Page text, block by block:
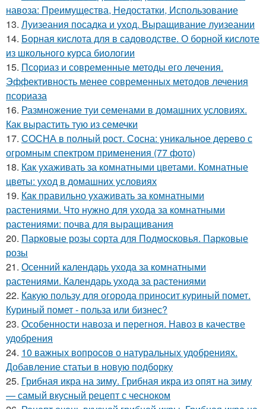
навоза: Преимущества, Недостатки, Использование
13. Луизеания посадка и уход. Выращивание луизеании
14. Борная кислота для в садоводстве. О борной кислоте
из школьного курса биологии
15. Псориаз и современные методы его лечения.
Эффективность менее современных методов лечения
псориаза
16. Размножение туи семенами в домашних условиях.
Как вырастить тую из семечки
17. СОСНА в полный рост. Сосна: уникальное дерево с
огромным спектром применения (77 фото)
18. Как ухаживать за комнатными цветами. Комнатные
цветы: уход в домашних условиях
19. Как правильно ухаживать за комнатными
растениями. Что нужно для ухода за комнатными
растениями: почва для выращивания
20. Парковые розы сорта для Подмосковья. Парковые
розы
21. Осенний календарь ухода за комнатными
растениями. Календарь ухода за растениями
22. Какую пользу для огорода приносит куриный помет.
Куриный помет - польза или бизнес?
23. Особенности навоза и перегноя. Навоз в качестве
удобрения
24. 10 важных вопросов о натуральных удобрениях.
Добавление статьи в новую подборку
25. Грибная икра на зиму. Грибная икра из опят на зиму
— самый вкусный рецепт с чесноком